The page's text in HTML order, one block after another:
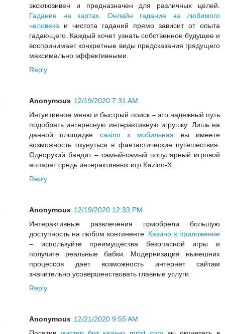
эксклюзивен и предназначен для различных целей.
Гадание на картах. Онлайн гадание на любимого
человека и чистота гаданий прямо зависит от опыта
гадающего. Каждый хочет узнать собственное будущее и
воспринимает конкретные виды предсказания грядущего
максимально эффективными.
Reply
Anonymous 12/19/2020 7:31 AM
Интуитивное меню и быстрый поиск – это надежный путь
подобрать интересную интерактивную игрушку. Лишь на
данной площадке casino x мобильная вы имеете
возможность окунуться в фантастические путешествия.
Однорукий бандит – самый-самый популярный игровой
аппарат средь интерактивных игр Kazino-X.
Reply
Anonymous 12/19/2020 12:33 PM
Интерактивные развлечения приобрели большую
доступность на любом континенте. Казино х приложение
– используйте преимущества безопасной игры и
получите реальные бабки. Модернизация нынешних
процессов дает возможность интернет сайтам
значительно усовершенствовать главные услуги.
Reply
Anonymous 12/21/2020 9:55 AM